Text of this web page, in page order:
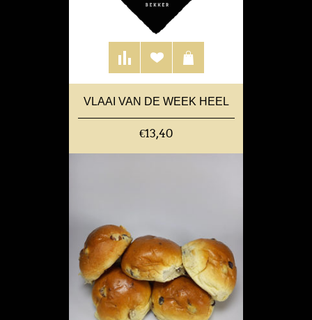
VLAAI VAN DE WEEK HEEL
€13,40